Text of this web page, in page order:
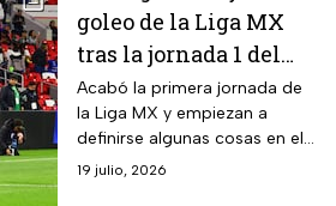
goleo de la Liga MX
tras la jornada 1 del
Apertura 2026
Acabó la primera jornada de
la Liga MX y empiezan a
definirse algunas cosas en el
torneo; sin embargo, los
19 julio, 2026